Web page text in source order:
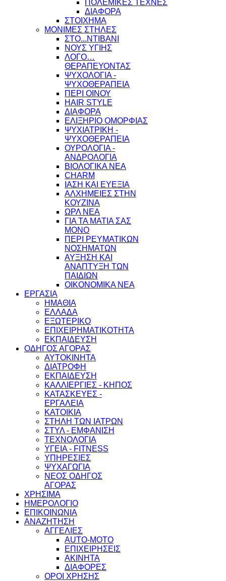
ΠΟΛΕΜΙΚΕΣ ΤΕΧΝΕΣ
ΔΙΑΦΟΡΑ
ΣΤΟΙΧΗΜΑ
ΜΟΝΙΜΕΣ ΣΤΗΛΕΣ
ΣΤΟ...ΝΤΙΒΑΝΙ
ΝΟΥΣ ΥΓΙΗΣ
ΛΟΓΟ…
ΘΕΡΑΠΕΥΟΝΤΑΣ
ΨΥΧΟΛΟΓΙΑ -
ΨΥΧΟΘΕΡΑΠΕΙΑ
ΠΕΡΙ ΟΙΝΟΥ
HAIR STYLE
ΔΙΑΦΟΡΑ
ΕΛΙΞΗΡΙΟ ΟΜΟΡΦΙΑΣ
ΨΥΧΙΑΤΡΙΚΗ -
ΨΥΧΟΘΕΡΑΠΕΙΑ
ΟΥΡΟΛΟΓΙΑ -
ΑΝΔΡΟΛΟΓΙΑ
ΒΙΟΛΟΓΙΚΑ ΝΕΑ
CHARM
ΙΑΣΗ ΚΑΙ ΕΥΕΞΙΑ
ΑΛΧΗΜΕΙΕΣ ΣΤΗΝ
ΚΟΥΖΙΝΑ
ΩΡΛ ΝEA
ΓΙΑ ΤΑ ΜΑΤΙΑ ΣΑΣ
ΜΟΝΟ
ΠΕΡΙ ΡΕΥΜΑΤΙΚΩΝ
ΝΟΣΗΜΑΤΩΝ
ΑΥΞΗΣΗ ΚΑΙ
ΑΝΑΠΤΥΞΗ ΤΩΝ
ΠΑΙΔΙΩΝ
ΟΙΚΟΝΟΜΙΚΑ ΝΕΑ
ΕΡΓΑΣΙΑ
ΗΜΑΘΙΑ
ΕΛΛΑΔΑ
ΕΞΩΤΕΡΙΚΟ
ΕΠΙΧΕΙΡΗΜΑΤΙΚΟΤΗΤΑ
ΕΚΠΑΙΔΕΥΣΗ
ΟΔΗΓΟΣ ΑΓΟΡΑΣ
ΑΥΤΟΚΙΝΗΤΑ
ΔΙΑΤΡΟΦΗ
ΕΚΠΑΙΔΕΥΣΗ
ΚΑΛΛΙΕΡΓΙΕΣ - ΚΗΠΟΣ
ΚΑΤΑΣΚΕΥΕΣ -
ΕΡΓΑΛΕΙΑ
ΚΑΤΟΙΚΙΑ
ΣΤΗΛΗ ΤΩΝ ΙΑΤΡΩΝ
ΣΤΥΛ - ΕΜΦΑΝΙΣΗ
ΤΕΧΝΟΛΟΓΙΑ
ΥΓΕΙΑ - FITNESS
ΥΠΗΡΕΣΙΕΣ
ΨΥΧΑΓΩΓΙΑ
ΝΕΟΣ ΟΔΗΓΟΣ
ΑΓΟΡΑΣ
ΧΡΗΣΙΜΑ
ΗΜΕΡΟΛΟΓΙΟ
ΕΠΙΚΟΙΝΩΝΙΑ
ΑΝΑΖΗΤΗΣΗ
ΑΓΓΕΛΙΕΣ
AUTO-MOTO
ΕΠΙΧΕΙΡΗΣΕΙΣ
ΑΚΙΝΗΤΑ
ΔΙΑΦΟΡΕΣ
ΟΡΟΙ ΧΡΗΣΗΣ